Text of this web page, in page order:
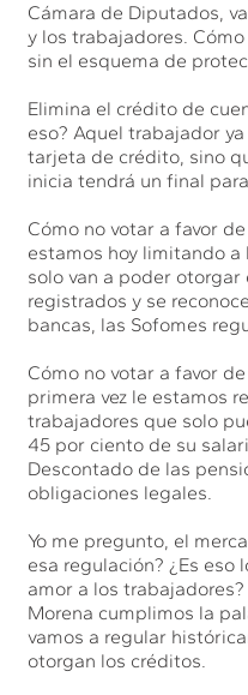
Cámara de Diputados,
y los trabajadores.
sin el esquema de
Elimina el crédito de
eso? Aquel trabajador
tarjeta de crédito, sino
inicia tendrá un final
Cómo no votar a favor
estamos hoy limitando
solo van a poder
registrados y se
bancas, las Sofomes
Cómo no votar a favor
primera vez le estamos
trabajadores que solo
45 por ciento de su
Descontado de las
obligaciones legales.
Yo me pregunto, el
esa regulación? ¿Es
amor a los
Morena cumplimos la
vamos a regular
otorgan los créditos.